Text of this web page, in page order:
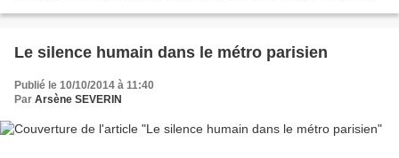
Le silence humain dans le métro parisien
Publié le 10/10/2014 à 11:40
Par Arsène SEVERIN